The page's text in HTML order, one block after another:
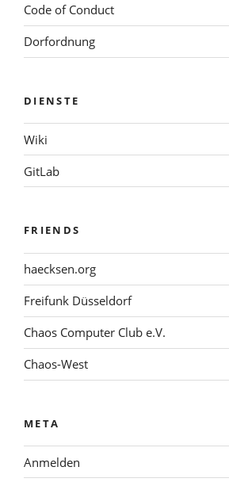
Code of Conduct
Dorfordnung
DIENSTE
Wiki
GitLab
FRIENDS
haecksen.org
Freifunk Düsseldorf
Chaos Computer Club e.V.
Chaos-West
META
Anmelden